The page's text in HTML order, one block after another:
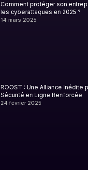
Comment protéger son
les cyberattaques en 2025 ?
14 mars 2025
ROOST : Une Alliance Inédite
Sécurité en Ligne Renforcée
24 février 2025